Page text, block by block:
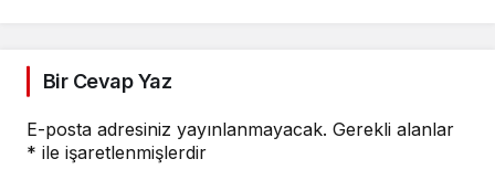
Bir Cevap Yaz
E-posta adresiniz yayınlanmayacak. Gerekli alanlar
* ile işaretlenmişlerdir